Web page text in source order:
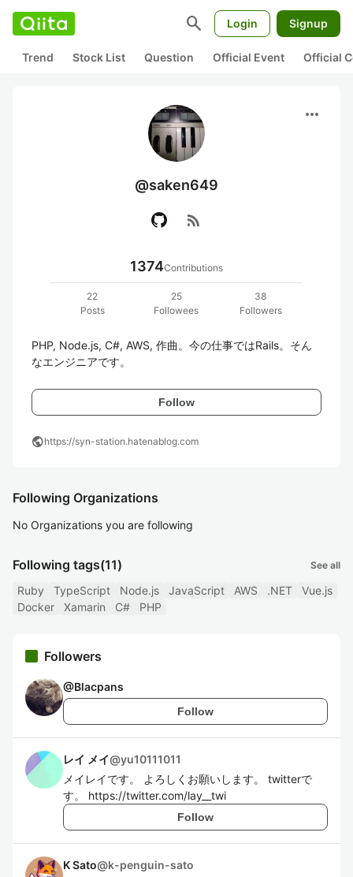
search Login Signup
Trend Stock List Question Official Event Official
more_horiz
@saken649
rss_feed
1374Contributions
22
Posts
25
Followees
38
Followers
PHP, Node.js, C#, AWS, 作曲。今の仕事ではRails。そん
なエンジニアです。
Follow
publichttps://syn-station.hatenablog.com
Following Organizations
No Organizations you are following
Following tags(11) See all
Ruby TypeScript Node.js JavaScript AWS .NET
Vue.js
Docker
Xamarin C# PHP
Followers
@Blacpans
Follow
レイ メイ@yu10111011
メイレイです。 よろしくお願いします。 twitterで
す。 https://twitter.com/lay__twi
Follow
K Sato@k-penguin-sato